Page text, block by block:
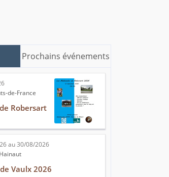
Prochains événements
de-France
Robersart
au 30/08/2026
Vaulx 2026